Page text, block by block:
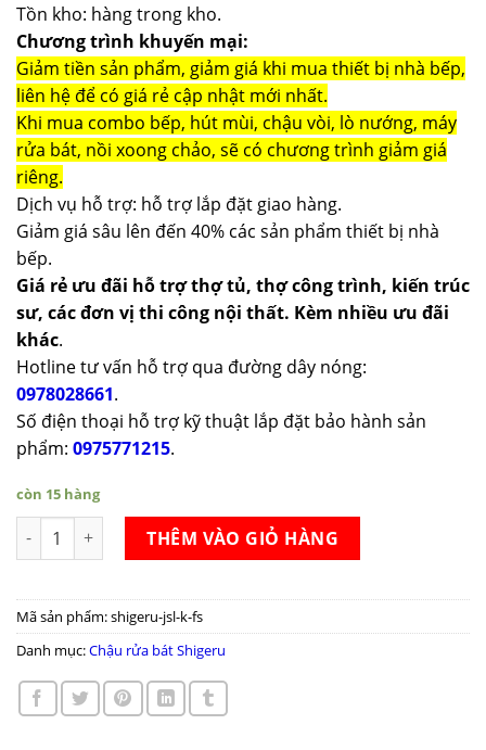
Tồn kho: hàng trong kho.
Chương trình khuyến mại:
Giảm tiền sản phẩm, giảm giá khi mua thiết bị nhà bếp,
liên hệ để có giá rẻ cập nhật mới nhất.
Khi mua combo bếp, hút mùi, chậu vòi, lò nướng, máy
rửa bát, nồi xoong chảo, sẽ có chương trình giảm giá
riêng.
Dịch vụ hỗ trợ: hỗ trợ lắp đặt giao hàng.
Giảm giá sâu lên đến 40% các sản phẩm thiết bị nhà
bếp.
Giá rẻ ưu đãi hỗ trợ thợ tủ, thợ công trình, kiến trúc
sư, các đơn vị thi công nội thất. Kèm nhiều ưu đãi
khác.
Hotline tư vấn hỗ trợ qua đường dây nóng:
0978028661.
Số điện thoại hỗ trợ kỹ thuật lắp đặt bảo hành sản
phẩm: 0975771215.
còn 15 hàng
Chậu rửa bát SHIGERU JSL- K FS số lượng
THÊM VÀO GIỎ HÀNG
Mã sản phẩm:shigeru-jsl-k-fs
Danh mục:Chậu rửa bát Shigeru